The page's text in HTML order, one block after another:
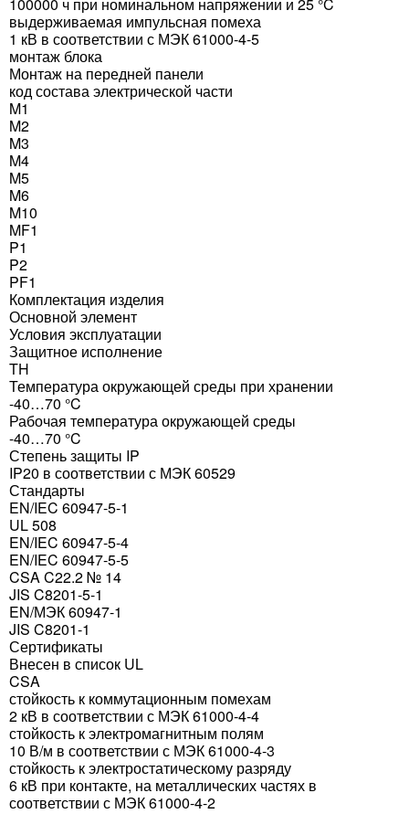
выдерживаемая импульсная помеха
1 кВ в соответствии с МЭК 61000-4-5
монтаж блока
Монтаж на передней панели
код состава электрической части
M1
M2
M3
M4
M5
M6
M10
MF1
P1
P2
PF1
Комплектация изделия
Основной элемент
Условия эксплуатации
Защитное исполнение
TH
Температура окружающей среды при хранении
-40…70 °C
Рабочая температура окружающей среды
-40…70 °C
Степень защиты IP
IP20 в соответствии с МЭК 60529
Стандарты
EN/IEC 60947-5-1
UL 508
EN/IEC 60947-5-4
EN/IEC 60947-5-5
CSA C22.2 № 14
JIS C8201-5-1
EN/МЭК 60947-1
JIS C8201-1
Сертификаты
Внесен в список UL
CSA
стойкость к коммутационным помехам
2 кВ в соответствии с МЭК 61000-4-4
стойкость к электромагнитным полям
10 В/м в соответствии с МЭК 61000-4-3
стойкость к электростатическому разряду
6 кВ при контакте, на металлических частях в
соответствии с МЭК 61000-4-2